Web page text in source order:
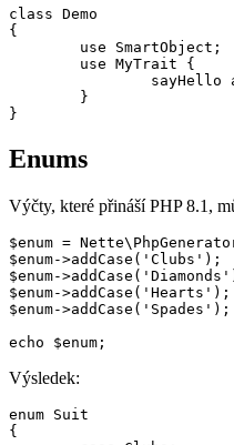
class Demo
{
Enums
Výčty, které přináší PHP 8.1,
$enum =
$enum->addCase('Clubs');
$enum-
$enum->addCase('Hearts');
$enum->addCase('Spades');
Výsledek:
enum Suit
{